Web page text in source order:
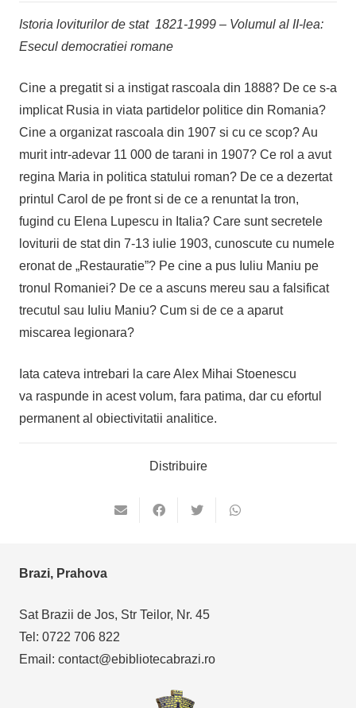
Istoria loviturilor de stat 1821-1999 – Volumul al II-lea:
Esecul democratiei romane
Cine a pregatit si a instigat rascoala din 1888? De ce s-a
implicat Rusia in viata partidelor politice din Romania?
Cine a organizat rascoala din 1907 si cu ce scop? Au
murit intr-adevar 11 000 de tarani in 1907? Ce rol a avut
regina Maria in politica statului roman? De ce a dezertat
printul Carol de pe front si de ce a renuntat la tron,
fugind cu Elena Lupescu in Italia? Care sunt secretele
loviturii de stat din 7-13 iulie 1903, cunoscute cu numele
eronat de „Restauratie”? Pe cine a pus Iuliu Maniu pe
tronul Romaniei? De ce a ascuns mereu sau a falsificat
trecutul sau Iuliu Maniu? Cum si de ce a aparut
miscarea legionara?
Iata cateva intrebari la care Alex Mihai Stoenescu
va raspunde in acest volum, fara patima, dar cu efortul
permanent al obiectivitatii analitice.
Distribuire
Brazi, Prahova
Sat Brazii de Jos, Str Teilor, Nr. 45
Tel: 0722 706 822
Email: contact@ebibliotecabrazi.ro